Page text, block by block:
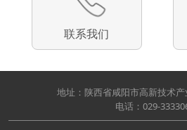
联系我们
地址：陕西省咸阳市高新技术
电话：029-